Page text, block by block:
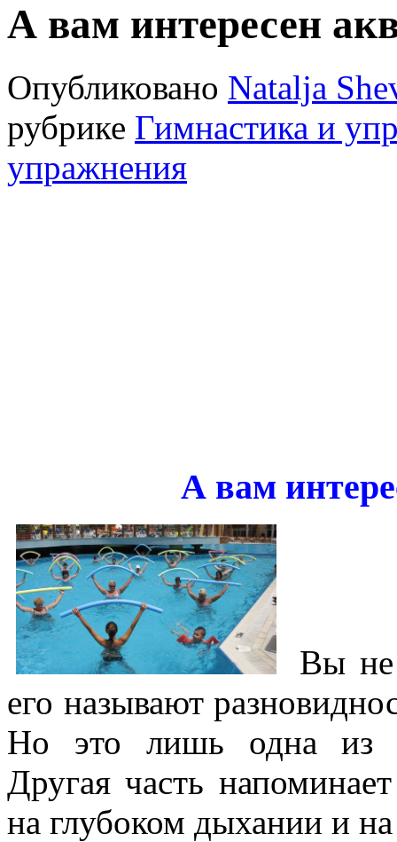
А вам интересен
Опубликовано Natalja
рубрике Гимнастика и
упражнения
А вам
Вы не
его называют
Но это лишь одна из
Другая часть
на глубоком дыхании и